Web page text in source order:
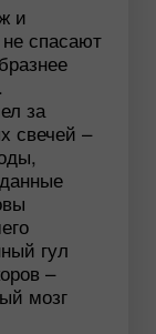
и
спасают
за
свечей –
гул
–
мозг